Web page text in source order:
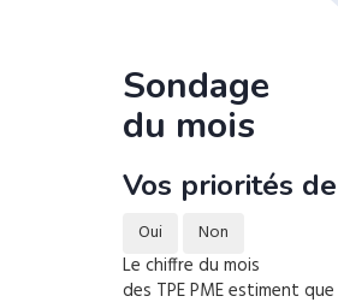
Sondage
du mois
Vos priorités
Oui Non
Le chiffre du mois
des TPE PME estiment